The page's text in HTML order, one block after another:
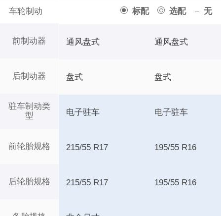
车轮制动 标配 选配 无
前制动器
后制动器
驻车制动类
型
前轮胎规格
后轮胎规格
通风盘式 通风盘式
盘式 盘式
电子驻车 电子驻车
215/55 R17 195/55 R16
215/55 R17 195/55 R16